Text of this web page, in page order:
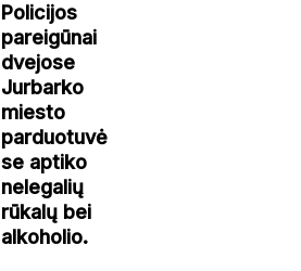
Policijos
pareigūnai
dvejose
Jurbarko
miesto
parduotuvė
se aptiko
nelegalių
rūkalų bei
alkoholio.